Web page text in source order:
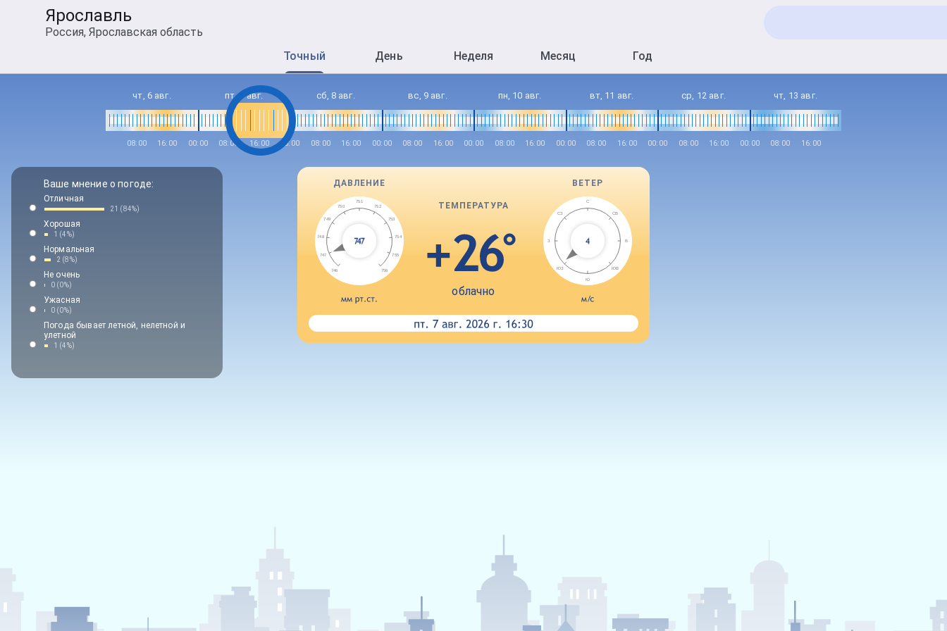
Ярославль
Россия, Ярославская область
Точный
День Неделя Месяц
Год
Текущая погода в городе Ярославль
Ваше мнение о погоде:
Отличная
21 (84%)
Хорошая
1 (4%)
Нормальная
2 (8%)
Не очень
0 (0%)
Ужасная
0 (0%)
Погода бывает летной, нелетной и
улетной
1 (4%)
ДАВЛЕНИЕ
ТЕМПЕРАТУРА
ВЕТЕР
облачно
чт, 6 авг.
08:00 16:00
пт, 7 авг.
00:00 08:00 16:00
сб, 8 авг.
00:00 08:00 16:00
вс, 9 авг.
00:00 08:00 16:00
пн, 10 авг.
00:00 08:00 16:00
вт, 11 авг.
00:00 08:00 16:00
ср, 12 авг.
00:00 08:00 16:00
чт, 13 авг.
00:00 08:00 16:00